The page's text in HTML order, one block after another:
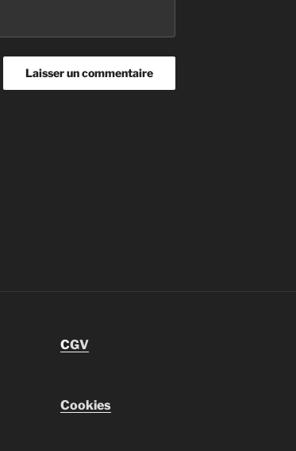
CGV
Cookies